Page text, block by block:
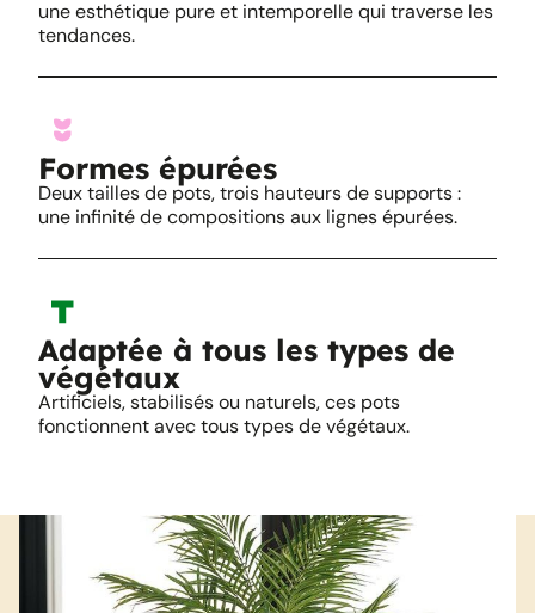
une esthétique pure et intemporelle qui traverse les
tendances.
Formes épurées
Deux tailles de pots, trois hauteurs de supports :
une infinité de compositions aux lignes épurées.
Adaptée à tous les types de
végétaux
Artificiels, stabilisés ou naturels, ces pots
fonctionnent avec tous types de végétaux.